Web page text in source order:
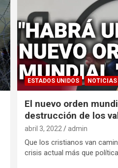
ESTADOS UNIDOS
El nuevo orden
destrucción de los
abril 3, 2022 admin
Que los cristianos van
crisis actual más que